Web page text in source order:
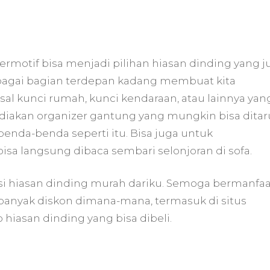
bisa menjadi pilihan hiasan dinding yang
bagian terdepan kadang membuat kita
kunci rumah, kunci kendaraan, atau lainnya
organizer gantung yang mungkin bisa
benda seperti itu. Bisa juga untuk
langsung dibaca sembari selonjoran di sofa.
hiasan dinding murah dariku. Semoga
diskon dimana-mana, termasuk di situs
hiasan dinding yang bisa dibeli.